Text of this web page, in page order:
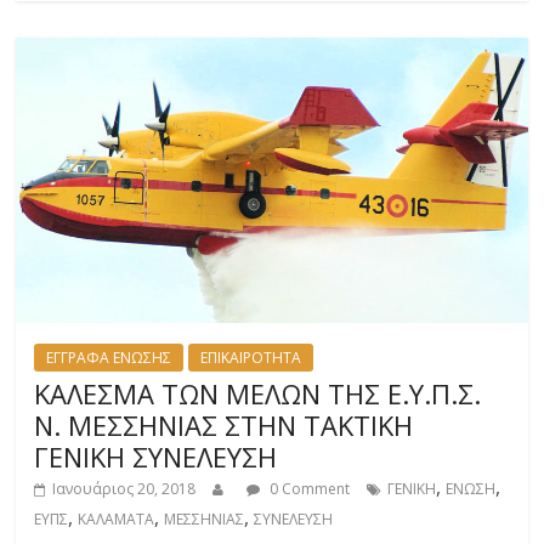
ΕΓΓΡΑΦΑ ΕΝΩΣΗΣ ΕΠΙΚΑΙΡΟΤΗΤΑ
ΚΑΛΕΣΜΑ ΤΩΝ ΜΕΛΩΝ ΤΗΣ Ε.Υ.Π.Σ.
Ν. ΜΕΣΣΗΝΙΑΣ ΣΤΗΝ ΤΑΚΤΙΚΗ
ΓΕΝΙΚΗ ΣΥΝΕΛΕΥΣΗ
Ιανουάριος 20, 2018 0 Comment ΓΕΝΙΚΗ, ΕΝΩΣΗ,
ΕΥΠΣ, ΚΑΛΑΜΑΤΑ, ΜΕΣΣΗΝΙΑΣ,ΣΥΝΕΛΕΥΣΗ